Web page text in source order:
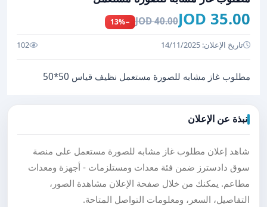
35.00 JOD
40.00 JOD
−13%
تاريخ الإعلان: 14/11/2025 102
مطلوب غاز مشابه للصورة مستعمل نظيف قياس 50*50
نبذة عن الإعلان
شاهد إعلان مطلوب غاز مشابه للصورة مستعمل على منصة
سوق دادسترز ضمن فئة معدات ومستلزمات - أجهزة ومعدات
مطاعم. يمكنك من خلال صفحة الإعلان مشاهدة الصور،
التفاصيل، السعر، ومعلومات التواصل المتاحة.